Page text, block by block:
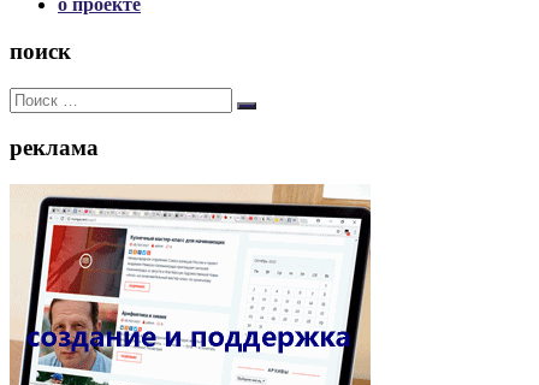
о проекте
поиск
Искать:
Поиск
реклама